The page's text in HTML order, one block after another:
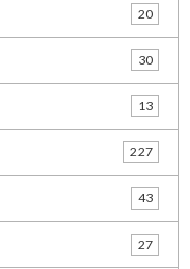
20
30
13
227
43
27